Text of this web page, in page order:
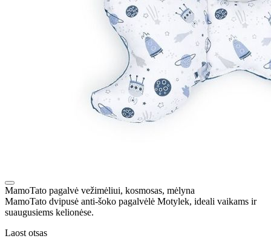
MamoTato pagalvė vežimėliui, kosmosas, mėlyna
MamoTato dvipusė anti-šoko pagalvėlė Motylek, ideali vaikams ir
suaugusiems kelionėse.
Laost otsas